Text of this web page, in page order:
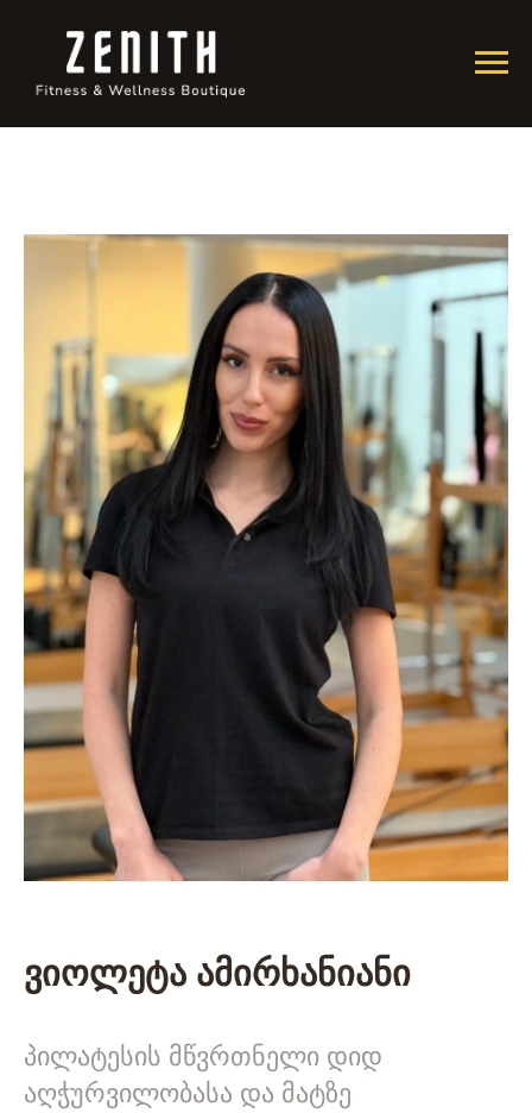
ვიოლეტა ამირხანიანი
პილატესის მწვრთნელი დიდ
აღჭურვილობასა და მატზე